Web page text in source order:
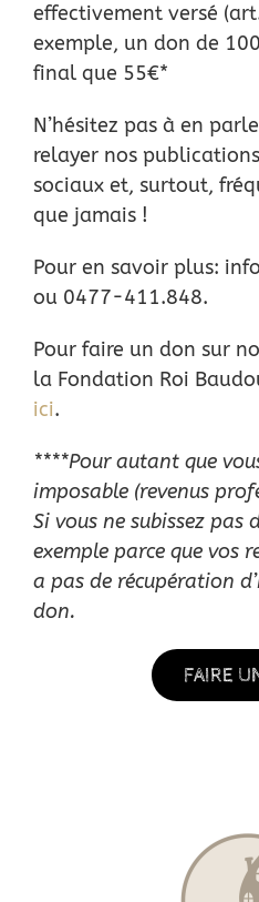
effectivement versé
exemple, un don de
final que 55€*
N’hésitez pas à en
relayer nos
sociaux et, surtout,
que jamais !
Pour en savoir plus:
ou 0477-411.848.
Pour faire un don sur
la Fondation Roi
ici.
****Pour autant que
imposable (revenus
Si vous ne subissez
exemple parce que vos
a pas de récupération
don.
FAIRE